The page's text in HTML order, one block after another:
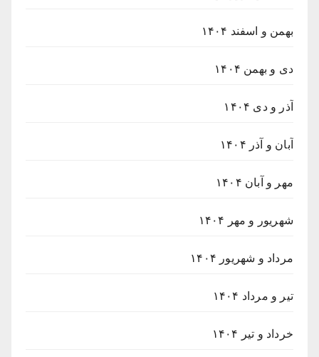
بهمن و اسفند ۱۴۰۴
دی و بهمن ۱۴۰۴
آذر و دی ۱۴۰۴
آبان و آذر ۱۴۰۴
مهر و آبان ۱۴۰۴
شهریور و مهر ۱۴۰۴
مرداد و شهریور ۱۴۰۴
تیر و مرداد ۱۴۰۴
خرداد و تیر ۱۴۰۴